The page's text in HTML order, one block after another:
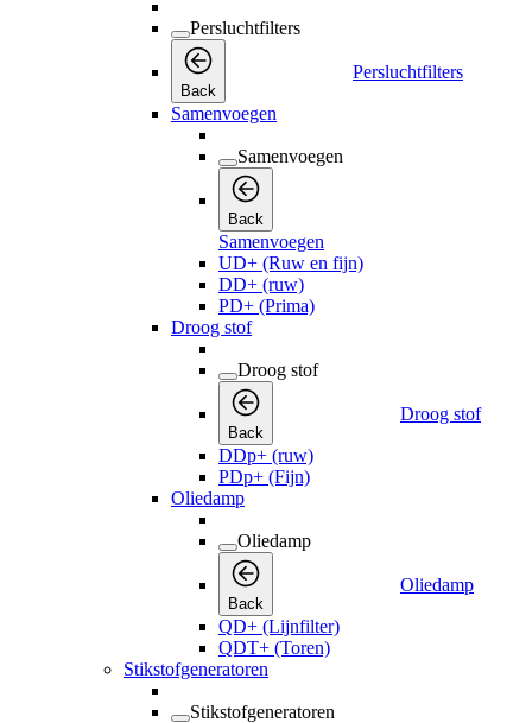
Persluchtfilters
Back
Persluchtfilters
Samenvoegen
Samenvoegen
Back
Samenvoegen
UD+ (Ruw en fijn)
DD+ (ruw)
PD+ (Prima)
Droog stof
Droog stof
Back
Droog stof
DDp+ (ruw)
PDp+ (Fijn)
Oliedamp
Oliedamp
Back
Oliedamp
QD+ (Lijnfilter)
QDT+ (Toren)
Stikstofgeneratoren
Stikstofgeneratoren